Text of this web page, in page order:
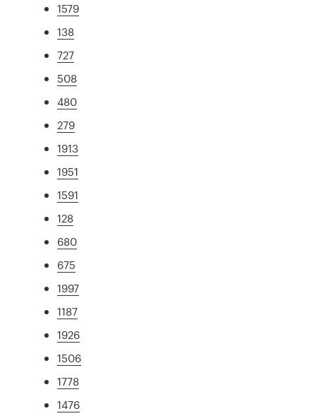
1579
138
727
508
480
279
1913
1951
1591
128
680
675
1997
1187
1926
1506
1778
1476